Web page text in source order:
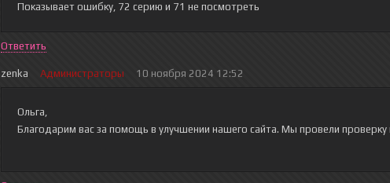
Показывает ошибку, 72 серию и 71 не посмотреть
Ответить
zenka Администраторы 10 ноября 2024 12:52
Ольга,
Благодарим вас за помощь в улучшении нашего сайта. Мы провели